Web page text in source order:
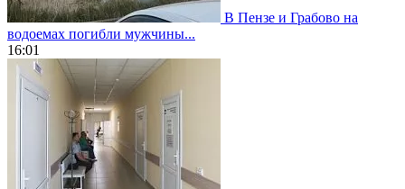
В Пензе и Грабово на
водоемах погибли мужчины...
16:01